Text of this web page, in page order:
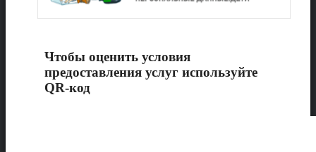
Чтобы оценить условия
предоставления услуг используйте
QR-код